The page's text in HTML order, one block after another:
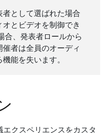
として選ばれた場合
とビデオを制御でき
合、発表者ロールから
者は全員のオーディ
能を失います。
クスペリエンスをカスタ